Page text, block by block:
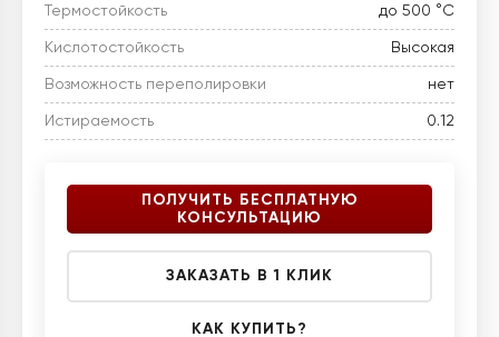
Термостойкость до 500 °C
Кислотостойкость Высокая
Возможность переполировки нет
Истираемость 0.12
ПОЛУЧИТЬ БЕСПЛАТНУЮ
КОНСУЛЬТАЦИЮ
ЗАКАЗАТЬ В 1 КЛИК
КАК КУПИТЬ?